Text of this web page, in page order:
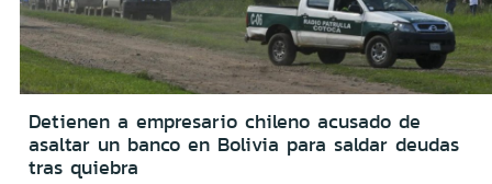
Detienen a empresario chileno acusado de
asaltar un banco en Bolivia para saldar deudas
tras quiebra